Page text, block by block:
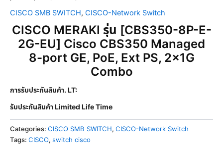
CISCO SMB SWITCH, CISCO-Network Switch
CISCO MERAKI รุ่น [CBS350-8P-E-
2G-EU] Cisco CBS350 Managed
8-port GE, PoE, Ext PS, 2x1G
Combo
การรับประกันสินค้า. LT:
รับประกันสินค้า Limited Life Time
Categories: CISCO SMB SWITCH, CISCO-Network Switch
Tags: CISCO, switch cisco